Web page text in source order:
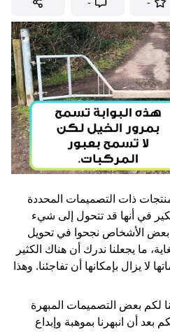
ذات التصميمات المحددة
في أنها قد تتحول إلى شيء
بعض الأشخاص نجحوا في تحويل
ما يجعلنا ندرك أن هناك الكثير
لا يزال بإمكانها أن تفاجئنا. وهذا
لكم بعض التصميمات المبهرة
بعد أن انبهرنا بموهبة وإبداع